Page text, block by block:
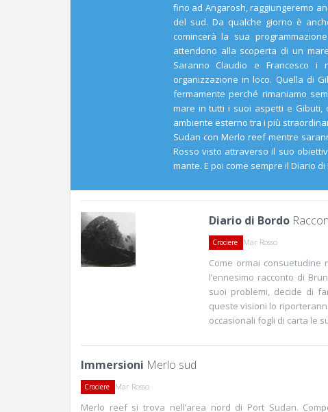
fino ad Angarosh, raggiungeremo
del sud. Da qualche giorno è
comincerà la sua
attendono alla scoperta di un
Saranno Claudio e Francesco
organizzazione in loco. Quella di
fermamente perché rimaniamo
mare in tutti i suoi aspetti e Gibuti,
ambiente esterno tra i più
Sudan con Merlo reef mentre
Rosso visto attraverso il suo
mante. E poi come sempre il Diario
Diario di Bordo
Crociere Mar Rosso
Come ormai
l’ennesimo racconto di
suoi problemi, decide di
queste visioni lo
occasionali fogli di carta le
Immersioni Merlo sud
Crociere Mar Rosso
Merlo reef si trova nell’area nord di Port Sudan.